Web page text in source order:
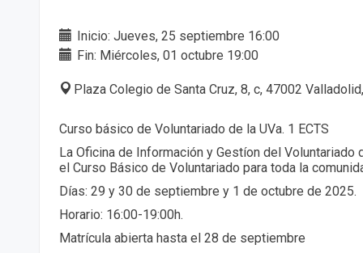
Inicio: Jueves, 25 septiembre 16:00
Fin: Miércoles, 01 octubre 19:00
Plaza Colegio de Santa Cruz, 8, c, 47002
Curso básico de Voluntariado de la UVa. 1 ECTS
La Oficina de Información y Gestíon del Voluntariado
el Curso Básico de Voluntariado para toda la
Días: 29 y 30 de septiembre y 1 de octubre de 2025.
Horario: 16:00-19:00h.
Matrícula abierta hasta el 28 de septiembre